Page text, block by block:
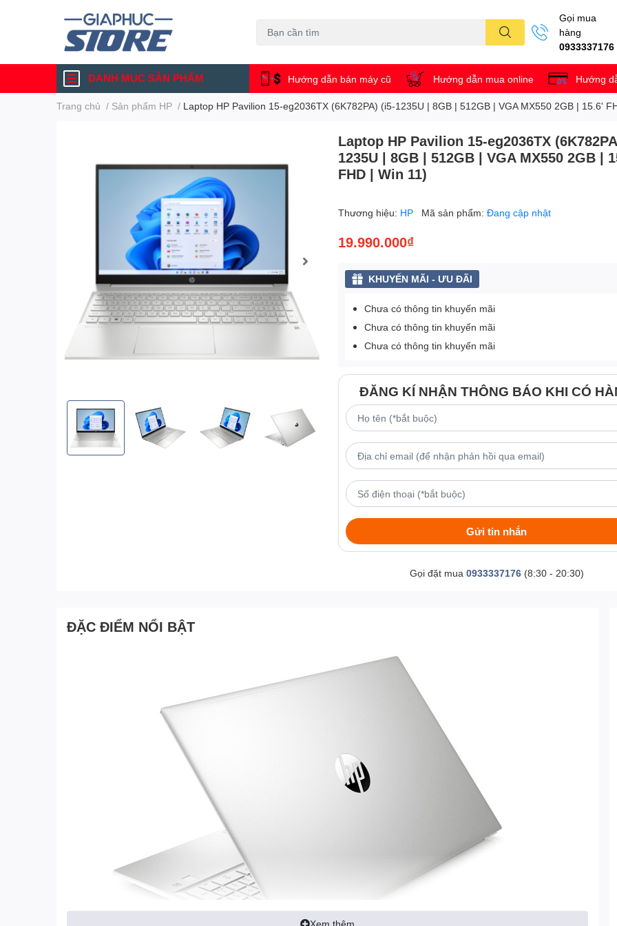
Gọi mua
hàng
0933337176
DANH MỤC SẢN PHẨM Hướng dẫn bán máy cũ Hướng dẫn mua online Hướng
Trang chủ / Sản phẩm HP / Laptop HP Pavilion 15-eg2036TX (6K782PA) (i5-1235U | 8GB | 512GB | VGA MX550 2GB | 15.6'
Laptop HP Pavilion 15-eg2036TX
1235U | 8GB | 512GB | VGA MX550 2GB |
FHD | Win 11)
Thương hiệu: HP Mã sản phẩm:Đang cập nhật
19.990.000₫
KHUYẾN MÃI - ƯU ĐÃI
Chưa có thông tin khuyến mãi
Chưa có thông tin khuyến mãi
Chưa có thông tin khuyến mãi
ĐĂNG KÍ NHẬN THÔNG BÁO KHI CÓ
Gửi tin nhắn
Gọi đặt mua 0933337176(8:30 - 20:30)
ĐẶC ĐIỂM NỔI BẬT